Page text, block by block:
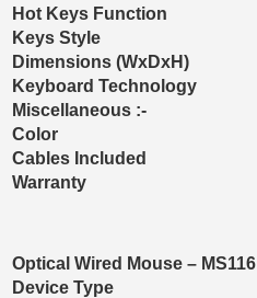
Hot Keys Function
Keys Style
Dimensions (WxDxH)
Keyboard Technology
Miscellaneous :-
Color
Cables Included
Warranty
Optical Wired Mouse – MS116
Device Type